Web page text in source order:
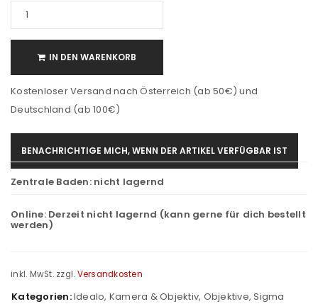
IN DEN WARENKORB
Kostenloser Versand nach Österreich (ab 50€) und
Deutschland (ab 100€)
BENACHRICHTIGE MICH, WENN DER ARTIKEL VERFÜGBAR IST
Zentrale Baden: nicht lagernd
Online: Derzeit nicht lagernd (kann gerne für dich bestellt
werden)
inkl. MwSt. zzgl. Versandkosten
Kategorien:Idealo, Kamera & Objektiv, Objektive,Sigma